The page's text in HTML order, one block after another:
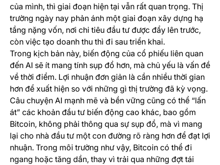
của mình, thì giai đoạn hiện tại vẫn rất quan trọng. Thị
trường ngày nay phản ánh một giai đoạn xây dựng hạ
tầng nặng vốn, nơi chi tiêu đầu tư được đẩy lên trước,
còn việc tạo doanh thu thì đi sau triển khai.
Trong kịch bản này, biến động của cổ phiếu liên quan
đến AI sẽ ít mang tính sụp đổ hơn, mà chủ yếu là vấn đề
về thời điểm. Lợi nhuận đơn giản là cần nhiều thời gian
hơn để xuất hiện so với những gì thị trường đã kỳ vọng.
Câu chuyện AI mạnh mẽ và bền vững cũng có thể “lấn
át” các khoản đầu tư biến động cao khác, bao gồm
Bitcoin, không phải thông qua sự sụp đổ, mà vì mang
lại cho nhà đầu tư một con đường rõ ràng hơn để đạt lợi
nhuận. Trong môi trường như vậy, Bitcoin có thể đi
ngang hoặc tăng dần, thay vì trải qua những đợt tái